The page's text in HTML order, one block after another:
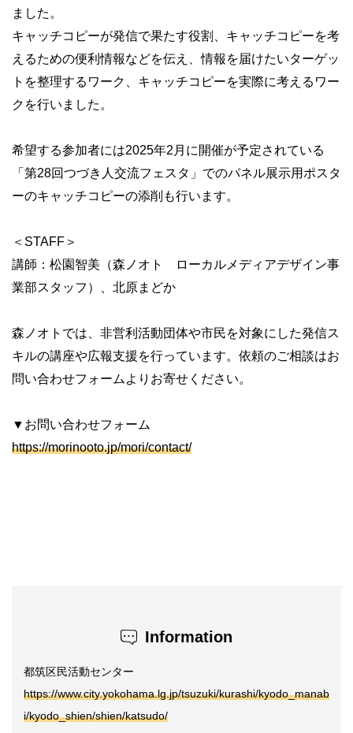
ました。
キャッチコピーが発信で果たす役割、キャッチコピーを考
えるための便利情報などを伝え、情報を届けたいターゲッ
トを整理するワーク、キャッチコピーを実際に考えるワー
クを行いました。
希望する参加者には2025年2 月に開催が予定されている
「第28回つづき人交流フェスタ」でのパネル展示用ポスタ
ーのキャッチコピーの添削も行います。
＜ STAFF ＞
講師：松園智美（森ノオト ローカルメディアデザイン事
業部スタッフ）、北原まどか
森ノオトでは、非営利活動団体や市民を対象にした発信ス
キルの講座や広報支援を行っています。依頼のご相談はお
問い合わせフォームよりお寄せください。
▼お問い合わせフォーム
https://morinooto.jp/mori/contact/
Information
都筑区民活動センター
https://www.city.yokohama.lg.jp/tsuzuki/kurashi/kyodo_manab
i/kyodo_shien/shien/katsudo/